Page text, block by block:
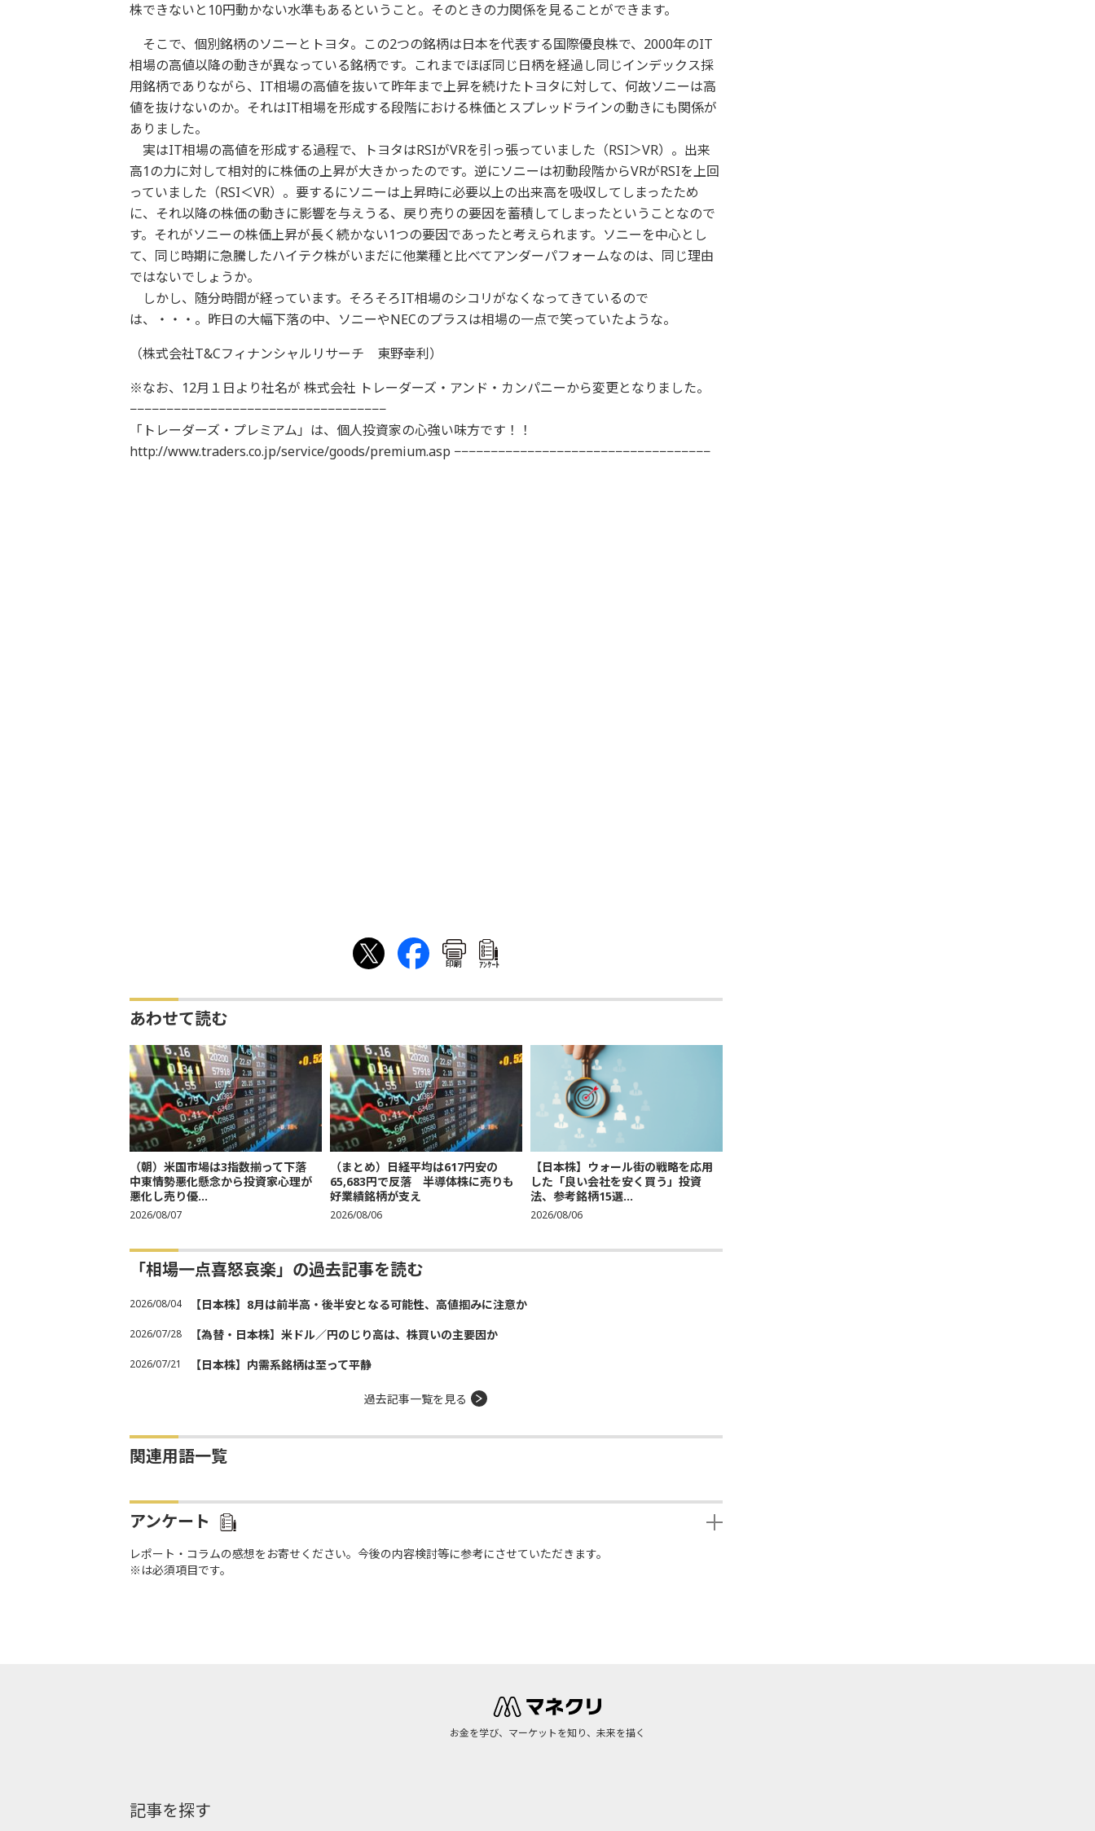
株できないと10円動かない水準もあるということ。そのときの力関係を見ることができます。
そこで、個別銘柄のソニーとトヨタ。この2つの銘柄は日本を代表する国際優良株で、2000年のIT
相場の高値以降の動きが異なっている銘柄です。これまでほぼ同じ日柄を経過し同じインデックス採
用銘柄でありながら、IT相場の高値を抜いて昨年まで上昇を続けたトヨタに対して、何故ソニーは高
値を抜けないのか。それはIT相場を形成する段階における株価とスプレッドラインの動きにも関係が
ありました。
実はIT相場の高値を形成する過程で、トヨタはRSIがVRを引っ張っていました（RSI＞VR）。出来
高1の力に対して相対的に株価の上昇が大きかったのです。逆にソニーは初動段階からVRがRSIを上回
っていました（RSI＜VR）。要するにソニーは上昇時に必要以上の出来高を吸収してしまったため
に、それ以降の株価の動きに影響を与えうる、戻り売りの要因を蓄積してしまったということなので
す。それがソニーの株価上昇が長く続かない1つの要因であったと考えられます。ソニーを中心とし
て、同じ時期に急騰したハイテク株がいまだに他業種と比べてアンダーパフォームなのは、同じ理由
ではないでしょうか。
しかし、随分時間が経っています。そろそろIT相場のシコリがなくなってきているので
は、・・・。昨日の大幅下落の中、ソニーやNECのプラスは相場の一点で笑っていたような。
（株式会社T&Cフィナンシャルリサーチ 東野幸利）
※なお、12月１日より社名が 株式会社 トレーダーズ・アンド・カンパニーから変更となりました。
−−−−−−−−−−−−−−−−−−−−−−−−−−−−−−−−−−−
「トレーダーズ・プレミアム」は、個人投資家の心強い味方です！！
http://www.traders.co.jp/service/goods/premium.asp −−−−−−−−−−−−−−−−−−−−−−−−−−−−−−−−−−−
印刷 ｱﾝｹｰﾄ
あわせて読む
（朝）米国市場は3指数揃って下落
中東情勢悪化懸念から投資家心理が
悪化し売り優...
2026/08/07
（まとめ）日経平均は617円安の
65,683円で反落 半導体株に売りも
好業績銘柄が支え
2026/08/06
【日本株】ウォール街の戦略を応用
した「良い会社を安く買う」投資
法、参考銘柄15選...
2026/08/06
「相場一点喜怒哀楽」の過去記事を読む
2026/08/04 【日本株】8月は前半高・後半安となる可能性、高値掴みに注意か
2026/07/28 【為替・日本株】米ドル／円のじり高は、株買いの主要因か
2026/07/21 【日本株】内需系銘柄は至って平静
過去記事一覧を見る
関連用語一覧
アンケート
レポート・コラムの感想をお寄せください。今後の内容検討等に参考にさせていただきます。
※は必須項目です。
お金を学び、マーケットを知り、未来を描く
記事を探す